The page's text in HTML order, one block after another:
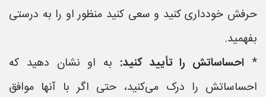
حرفش خودداری کنید و سعی کنید منظور او را به درستی
بفهمید.
* احساساتش را تأیید کنید: به او نشان دهید که
احساساتش را درک می‌کنید، حتی اگر با آنها موافق